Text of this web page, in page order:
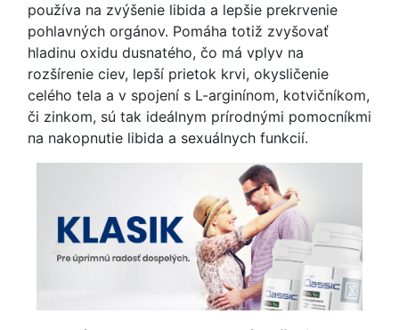
používa na zvýšenie libida a lepšie prekrvenie
pohlavných orgánov. Pomáha totiž zvyšovať
hladinu oxidu dusnatého, čo má vplyv na
rozšírenie ciev, lepší prietok krvi, okysličenie
celého tela a v spojení s L-arginínom, kotvičníkom,
či zinkom, sú tak ideálnym prírodnými pomocníkmi
na nakopnutie libida a sexuálnych funkcií.